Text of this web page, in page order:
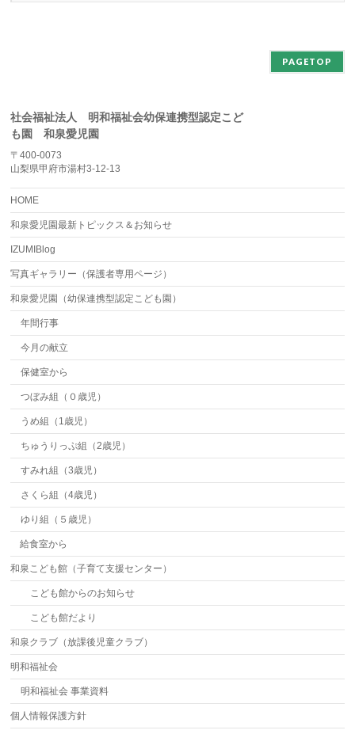
PAGETOP
社会福祉法人 明和福祉会幼保連携型認定こど
も園 和泉愛児園
〒400-0073
山梨県甲府市湯村3-12-13
HOME
和泉愛児園最新トピックス＆お知らせ
IZUMIBlog
写真ギャラリー（保護者専用ページ）
和泉愛児園（幼保連携型認定こども園）
年間行事
今月の献立
保健室から
つぼみ組（０歳児）
うめ組（1歳児）
ちゅうりっぷ組（2歳児）
すみれ組（3歳児）
さくら組（4歳児）
ゆり組（５歳児）
給食室から
和泉こども館（子育て支援センター）
こども館からのお知らせ
こども館だより
和泉クラブ（放課後児童クラブ）
明和福祉会
明和福祉会 事業資料
個人情報保護方針